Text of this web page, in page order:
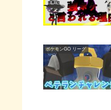
ポケモンGO リーグ